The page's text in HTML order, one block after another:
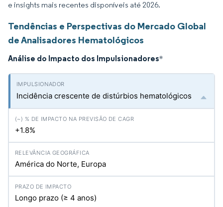
e insights mais recentes disponíveis até 2026.
Tendências e Perspectivas do Mercado Global
de Analisadores Hematológicos
Análise do Impacto dos Impulsionadores*
Incidência crescente de distúrbios hematológicos
+1.8%
América do Norte, Europa
Longo prazo (≥ 4 anos)